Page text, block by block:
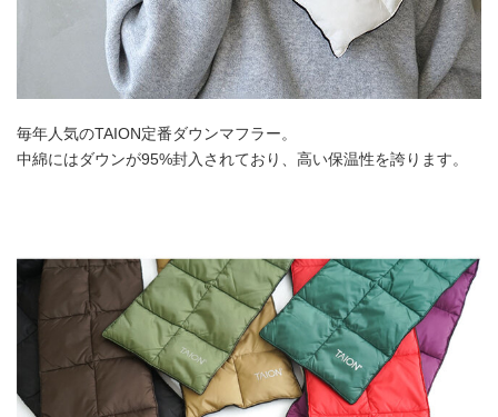
毎年人気のTAION定番ダウンマフラー。
中綿にはダウンが95%封入されており、高い保温性を誇ります。